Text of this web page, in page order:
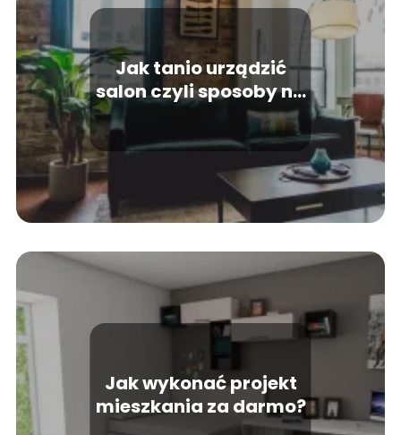
Jak tanio urządzić
salon czyli sposoby na
oszczędne dekoracje
Jak wykonać projekt
mieszkania za darmo?